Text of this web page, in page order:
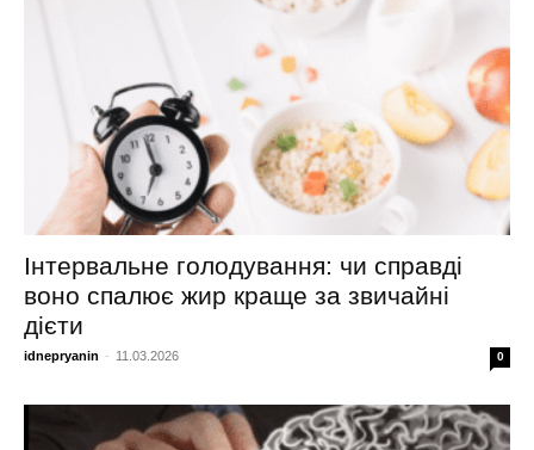
Інтервальне голодування: чи справді
воно спалює жир краще за звичайні
дієти
idnepryanin - 11.03.2026 0